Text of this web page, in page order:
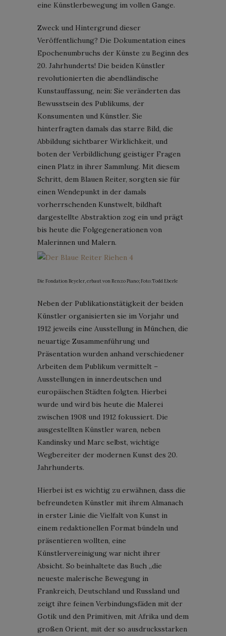
eine Künstlerbewegung im vollen Gange.
Zweck und Hintergrund dieser
Veröffentlichung? Die Dokumentation eines
Epochenumbruchs der Künste zu Beginn des
20. Jahrhunderts! Die beiden Künstler
revolutionierten die abendländische
Kunstauffassung, nein: Sie veränderten das
Bewusstsein des Publikums, der
Konsumenten und Künstler. Sie
hinterfragten damals das starre Bild, die
Abbildung sichtbarer Wirklichkeit, und
boten der Verbildlichung geistiger Fragen
einen Platz in ihrer Sammlung. Mit diesem
Schritt, dem Blauen Reiter, sorgten sie für
einen Wendepunkt in der damals
vorherrschenden Kunstwelt, bildhaft
dargestellte Abstraktion zog ein und prägt
bis heute die Folgegenerationen von
Malerinnen und Malern.
Die Fondation Beyeler, erbaut von Renzo Piano; Foto: Todd Eberle
Neben der Publikationstätigkeit der beiden
Künstler organisierten sie im Vorjahr und
1912 jeweils eine Ausstellung in München, die
neuartige Zusammenführung und
Präsentation wurden anhand verschiedener
Arbeiten dem Publikum vermittelt –
Ausstellungen in innerdeutschen und
europäischen Städten folgten. Hierbei
wurde und wird bis heute die Malerei
zwischen 1908 und 1912 fokussiert. Die
ausgestellten Künstler waren, neben
Kandinsky und Marc selbst, wichtige
Wegbereiter der modernen Kunst des 20.
Jahrhunderts.
Hierbei ist es wichtig zu erwähnen, dass die
befreundeten Künstler mit ihrem Almanach
in erster Linie die Vielfalt von Kunst in
einem redaktionellen Format bündeln und
präsentieren wollten, eine
Künstlervereinigung war nicht ihrer
Absicht. So beinhaltete das Buch „die
neueste malerische Bewegung in
Frankreich, Deutschland und Russland und
zeigt ihre feinen Verbindungsfäden mit der
Gotik und den Primitiven, mit Afrika und dem
großen Orient, mit der so ausdrucksstarken